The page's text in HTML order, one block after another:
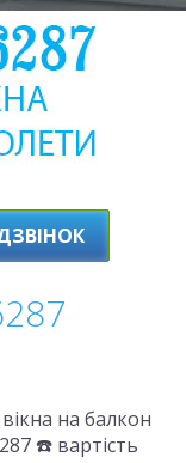
на балкон
☎️ вартість